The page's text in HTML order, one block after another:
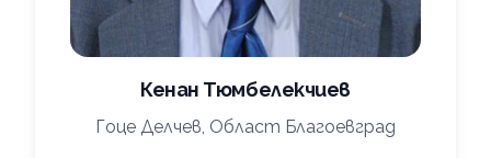
Кенан Тюмбелекчиев
Гоце Делчев, Област Благоевград